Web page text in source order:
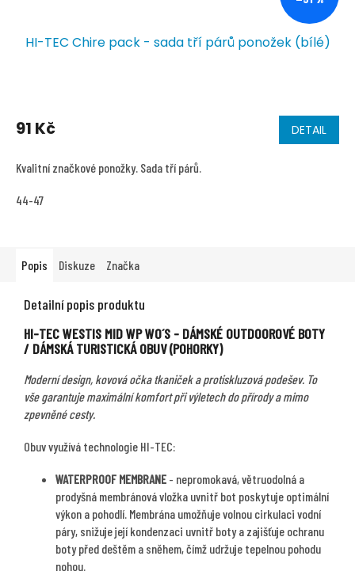
HI-TEC Chire pack - sada tří párů ponožek (bílé)
91 Kč DETAIL
Kvalitní značkové ponožky. Sada tří párů.
44-47
Popis Diskuze Značka
Detailní popis produktu
HI-TECWESTIS MID WPWO´S - DÁMSKÉ OUTDOOROVÉ BOTY
/ DÁMSKÁ TURISTICKÁ OBUV (POHORKY)
Moderní design, kovová očka tkaniček a protiskluzová podešev. To
vše garantuje maximální komfort při výletech do přírody a mimo
zpevněné cesty.
Obuv využívá technologie HI-TEC:
WATERPROOF MEMBRANE - nepromokavá, větruodolná a
prodyšná membránová vložka uvnitř bot poskytuje optimální
výkon a pohodlí. Membrána umožňuje volnou cirkulaci vodní
páry, snižuje její kondenzaci uvnitř boty a zajišťuje ochranu
boty před deštěm a sněhem, čímž udržuje tepelnou pohodu
nohou.